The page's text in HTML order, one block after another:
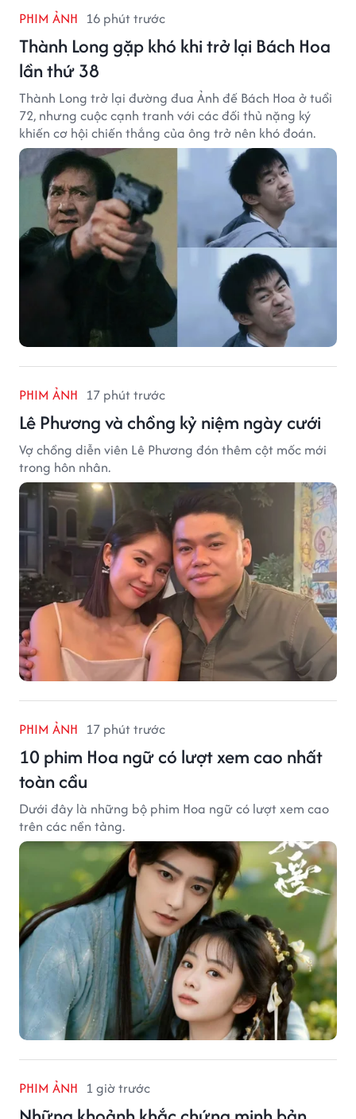
PHIM ẢNH 16 phút trước
Thành Long gặp khó khi trở lại Bách Hoa
lần thứ 38
Thành Long trở lại đường đua Ảnh đế Bách Hoa ở tuổi
72, nhưng cuộc cạnh tranh với các đối thủ nặng ký
khiến cơ hội chiến thắng của ông trở nên khó đoán.
PHIM ẢNH 17 phút trước
Lê Phương và chồng kỷ niệm ngày cưới
Vợ chồng diễn viên Lê Phương đón thêm cột mốc mới
trong hôn nhân.
PHIM ẢNH 17 phút trước
10 phim Hoa ngữ có lượt xem cao nhất
toàn cầu
Dưới đây là những bộ phim Hoa ngữ có lượt xem cao
trên các nền tảng.
PHIM ẢNH 1 giờ trước